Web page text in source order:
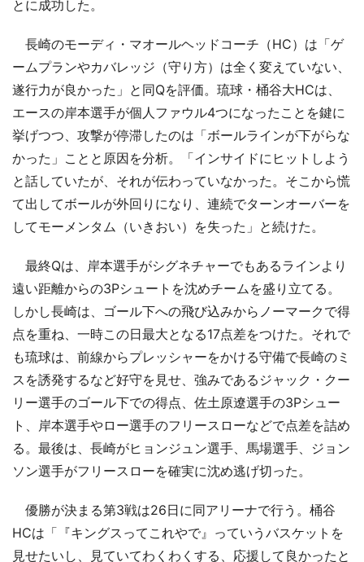
とに成功した。
長崎のモーディ・マオールヘッドコーチ（HC）は「ゲ
ームプランやカバレッジ（守り方）は全く変えていない、
遂行力が良かった」と同Qを評価。琉球・桶谷大HCは、
エースの岸本選手が個人ファウル4つになったことを鍵に
挙げつつ、攻撃が停滞したのは「ボールラインが下がらな
かった」ことと原因を分析。「インサイドにヒットしよう
と話していたが、それが伝わっていなかった。そこから慌
て出してボールが外回りになり、連続でターンオーバーを
してモーメンタム（いきおい）を失った」と続けた。
最終Qは、岸本選手がシグネチャーでもあるラインより
遠い距離からの3Pシュートを沈めチームを盛り立てる。
しかし長崎は、ゴール下への飛び込みからノーマークで得
点を重ね、一時この日最大となる17点差をつけた。それで
も琉球は、前線からプレッシャーをかける守備で長崎のミ
スを誘発するなど好守を見せ、強みであるジャック・クー
リー選手のゴール下での得点、佐土原遼選手の3Pシュー
ト、岸本選手やロー選手のフリースローなどで点差を詰め
る。最後は、長崎がヒョンジュン選手、馬場選手、ジョン
ソン選手がフリースローを確実に沈め逃げ切った。
優勝が決まる第3戦は26日に同アリーナで行う。桶谷
HCは「『キングスってこれやで』っていうバスケットを
見せたいし、見ていてわくわくする、応援して良かったと